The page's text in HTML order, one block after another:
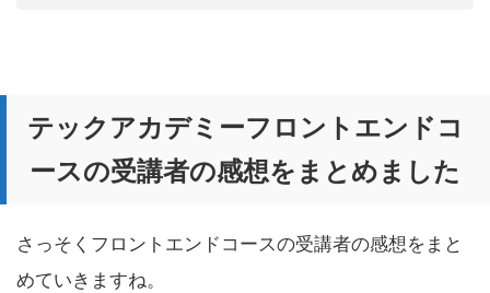
テックアカデミーフロントエンドコ
ースの受講者の感想をまとめました
さっそくフロントエンドコースの受講者の感想をまと
めていきますね。